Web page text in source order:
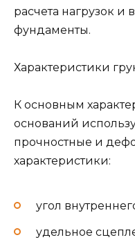
расчета нагрузок и
фундаменты.
Характеристики
К основным
оснований
прочностные и
характеристики:
угол
удельное